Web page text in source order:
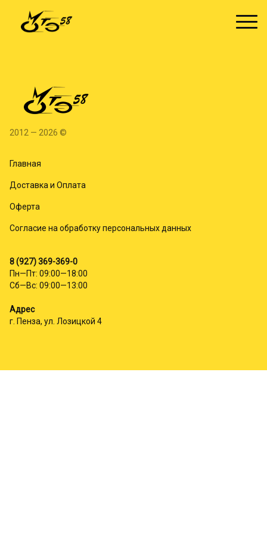
2012 — 2026 ©
Главная
Доставка и Оплата
Оферта
Согласие на обработку персональных данных
8 (927) 369-369-0
Пн—Пт: 09:00—18:00
Сб—Вс: 09:00—13:00
Адрес
г. Пенза, ул. Лозицкой 4